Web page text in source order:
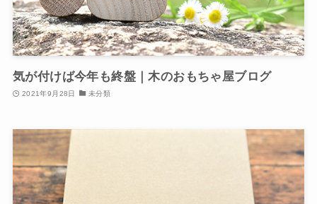
気が付けば今年も終盤｜木のおもちゃ屋ブログ
2021年9月28日 未分類